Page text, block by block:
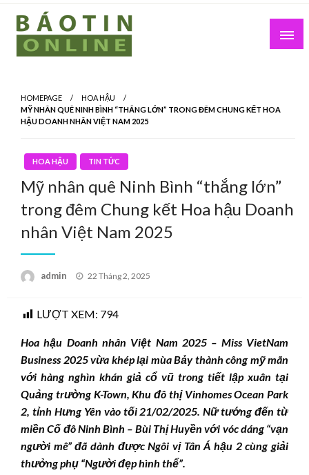
Skip
content
HOMEPAGE
HOA HẬU
MỸ NHÂN QUÊ NINH BÌNH “THẮNG LỚN” TRONG ĐÊM CHUNG KẾT HOA
HẬU DOANH NHÂN VIỆT NAM 2025
HOA HẬU TIN TỨC
Mỹ nhân quê Ninh Bình “thắng lớn”
trong đêm Chung kết Hoa hậu Doanh
nhân Việt Nam 2025
admin
Posted
22 Tháng 2, 2025
LƯỢT XEM: 794
Hoa hậu Doanh nhân Việt Nam 2025 – Miss VietNam
Business 2025 vừa khép lại mùa Bảy thành công mỹ mãn
với hàng nghìn khán giả cổ vũ trong tiết lập xuân tại
Quảng trường K-Town, Khu đô thị Vinhomes Ocean Park
2, tỉnh Hưng Yên vào tối 21/02/2025. Nữ tướng đến từ
miền Cố đô Ninh Bình – Bùi Thị Huyền với vóc dáng “vạn
người mê” đã dành được Ngôi vị Tân Á hậu 2 cùng giải
thưởng phụ “Người đẹp hình thể”.